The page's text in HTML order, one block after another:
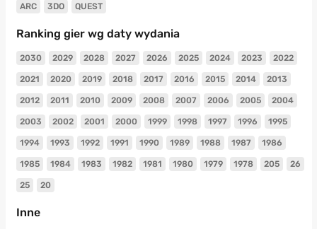
ARC 3DO QUEST
Ranking gier wg daty wydania
2030 2029 2028 2027 2026 2025 2024 2023 2022
2021 2020 2019 2018 2017 2016 2015 2014 2013
2012 2011 2010 2009 2008 2007 2006 2005 2004
2003 2002 2001 2000 1999 1998 1997 1996 1995
1994 1993 1992 1991 1990 1989 1988 1987 1986
1985 1984 1983 1982 1981 1980 1979 1978 205 26
25 20
Inne